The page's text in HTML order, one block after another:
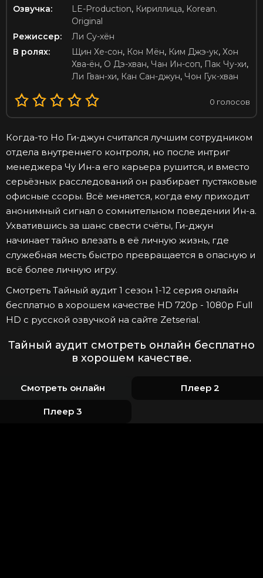
Озвучка:
LE-Production, Кириллица, Korean.
Original
Режиссер:
Ли Су-хён
В ролях:
Щин Хе-сон, Кон Мён, Ким Джэ-ук, Хон
Хва-ён, О Дэ-хван, Чан Ин-соп, Пак Чу-хи,
Ли Гван-хи, Кан Сан-джун, Чон Гук-хван
0 голосов
Когда-то Но Ги-джун считался лучшим сотрудником
отдела внутреннего контроля, но после интриг
менеджера Чу Ин-а его карьера рушится, и вместо
серьёзных расследований он разбирает пустяковые
офисные ссоры. Всё меняется, когда ему приходит
анонимный сигнал о сомнительном поведении Ин-а.
Ухватившись за шанс свести счёты, Ги-джун
начинает тайно влезать в её личную жизнь, где
служебная месть быстро превращается в опасную и
всё более личную игру.
Смотреть Тайный аудит 1 сезон 1-12 серия онлайн
бесплатно в хорошем качестве HD 720p - 1080p Full
HD с русской озвучкой на сайте Zetserial.
Тайный аудит смотреть онлайн бесплатно
в хорошем качестве.
Смотреть онлайн Плеер 2
Плеер 3